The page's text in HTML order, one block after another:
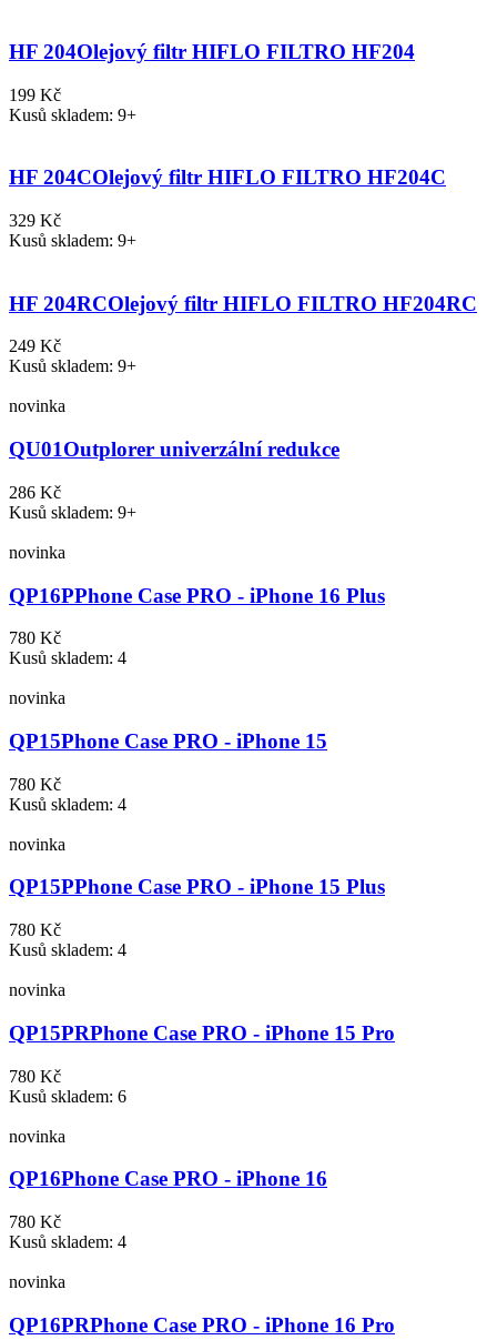
HF 204Olejový filtr HIFLO FILTRO HF204
199 Kč
Kusů skladem: 9+
HF 204COlejový filtr HIFLO FILTRO HF204C
329 Kč
Kusů skladem: 9+
HF 204RCOlejový filtr HIFLO FILTRO HF204RC
249 Kč
Kusů skladem: 9+
novinka
QU01Outplorer univerzální redukce
286 Kč
Kusů skladem: 9+
novinka
QP16PPhone Case PRO - iPhone 16 Plus
780 Kč
Kusů skladem: 4
novinka
QP15Phone Case PRO - iPhone 15
780 Kč
Kusů skladem: 4
novinka
QP15PPhone Case PRO - iPhone 15 Plus
780 Kč
Kusů skladem: 4
novinka
QP15PRPhone Case PRO - iPhone 15 Pro
780 Kč
Kusů skladem: 6
novinka
QP16Phone Case PRO - iPhone 16
780 Kč
Kusů skladem: 4
novinka
QP16PRPhone Case PRO - iPhone 16 Pro